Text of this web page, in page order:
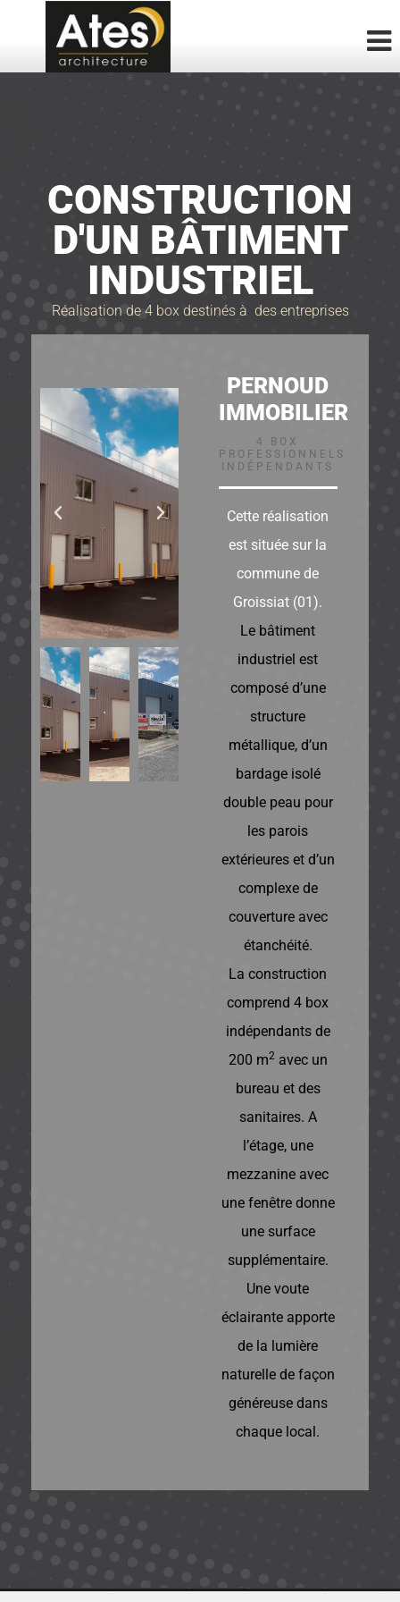
CONSTRUCTION
D'UN BÂTIMENT
INDUSTRIEL
Réalisation de 4 box destinés à des entreprises
PERNOUD
IMMOBILIER
4 BOX
PROFESSIONNELS
INDÉPENDANTS
Cette réalisation
est située sur la
commune de
Groissiat (01).
Le bâtiment
industriel est
composé d’une
structure
métallique, d’un
bardage isolé
double peau pour
les parois
extérieures et d’un
complexe de
couverture avec
étanchéité.
La construction
comprend 4 box
indépendants de
200 m2avec un
bureau et des
sanitaires. A
l’étage, une
mezzanine avec
une fenêtre donne
une surface
supplémentaire.
Une voute
éclairante apporte
de la lumière
naturelle de façon
généreuse dans
chaque local.